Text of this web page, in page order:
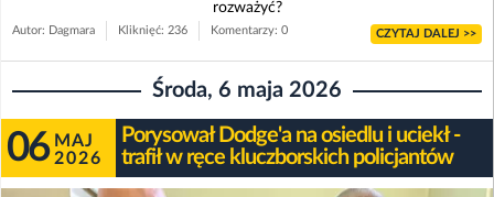
Autor: Dagmara Kliknięć: 236 Komentarzy: 0 CZYTAJ DALEJ >>
Środa, 6 maja 2026
06 MAJ
2026
Porysował Dodge'a na osiedlu i uciekł -
trafił w ręce kluczborskich policjantów